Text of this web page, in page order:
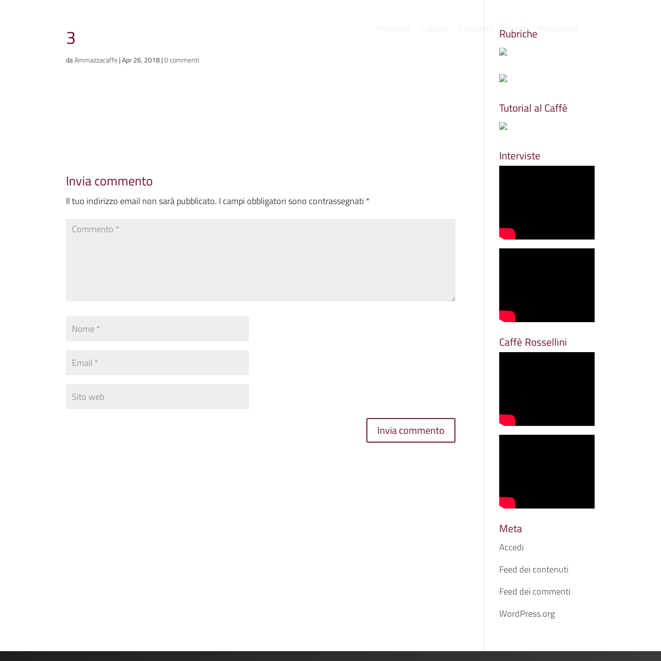
Visioni
3
daAmmazzacaffe|Apr 26, 2018|0 commenti
Invia commento
Il tuo indirizzo email non sarà pubblicato. I campi obbligatori sono contrassegnati *
Rubriche
Tutorial al Caffè
Interviste
Caffè Rossellini
Meta
Accedi
Feed dei contenuti
Feed dei commenti
WordPress.org